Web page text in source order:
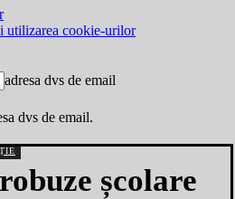
utilizarea cookie-urilor
adresa dvs de email
dvs de email.
școlare